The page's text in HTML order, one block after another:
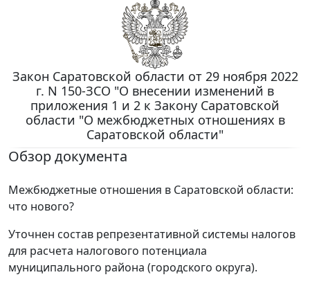
Закон Саратовской области от 29 ноября 2022
г. N 150-ЗСО "О внесении изменений в
приложения 1 и 2 к Закону Саратовской
области "О межбюджетных отношениях в
Саратовской области"
Обзор документа
Межбюджетные отношения в Саратовской области:
что нового?
Уточнен состав репрезентативной системы налогов
для расчета налогового потенциала
муниципального района (городского округа).